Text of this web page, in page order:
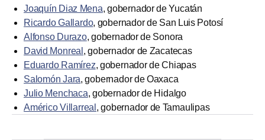
Joaquín Diaz Mena, gobernador de Yucatán
Ricardo Gallardo, gobernador de San Luis Potosí
Alfonso Durazo, gobernador de Sonora
David Monreal , gobernador de Zacatecas
Eduardo Ramírez, gobernador de Chiapas
Salomón Jara, gobernador de Oaxaca
Julio Menchaca, gobernador de Hidalgo
Américo Villarreal , gobernador de Tamaulipas